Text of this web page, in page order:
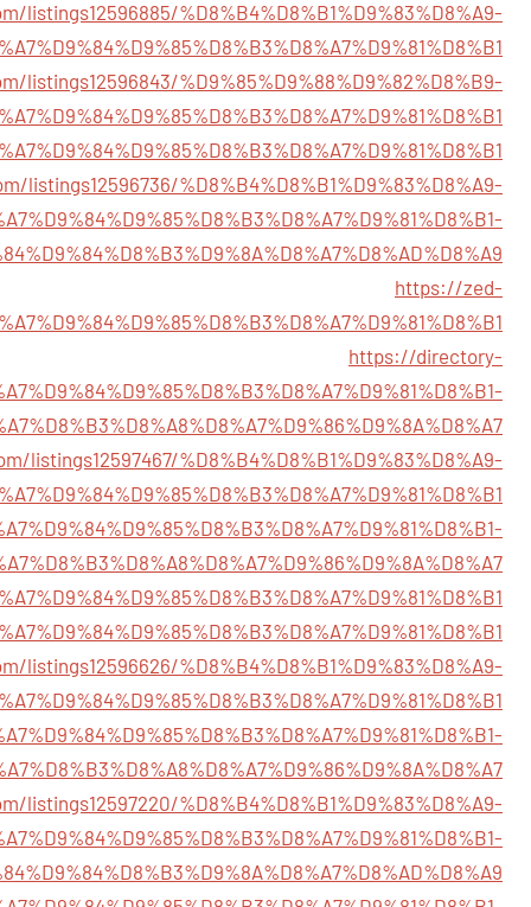
listings12596885/%D8%B4%D8%B1%D9%83%D8%A9-
listings12596843/%D9%85%D9%88%D9%82%D8%B9-
listings12596736/%D8%B4%D8%B1%D9%83%D8%A9-
https://zed-
https://directory-
listings12597467/%D8%B4%D8%B1%D9%83%D8%A9-
listings12596626/%D8%B4%D8%B1%D9%83%D8%A9-
listings12597220/%D8%B4%D8%B1%D9%83%D8%A9-